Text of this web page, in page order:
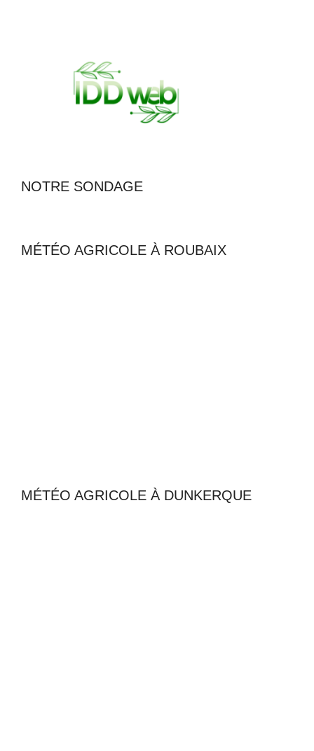
NOTRE SONDAGE
MÉTÉO AGRICOLE À ROUBAIX
MÉTÉO AGRICOLE À DUNKERQUE